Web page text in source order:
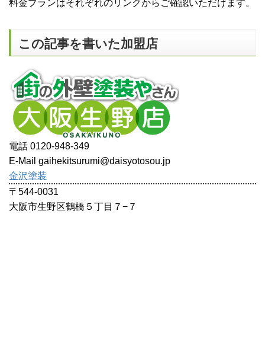
料金プランはそれぞれのリンクからご確認いただけます。
この記事を書いた加盟店
電話 0120-948-349
E-Mail gaihekitsurumi@daisyotosou.jp
金沢塗装
〒544-0031
大阪市生野区鶴橋５丁目７−７